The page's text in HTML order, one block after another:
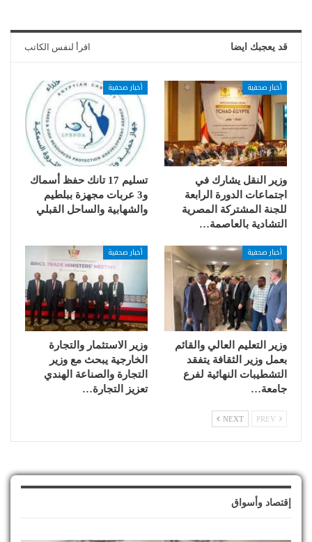
قد يعجبك ايضا اقرأ لنفس الكاتب
أخبار صحفية
وزير النقل يشارك في
اجتماعات الدورة الرابعة
للجنة المشتركة المصرية
التشادية بالعاصمة…
أخبار صحفية
تسليم 17 تانك حفظ أسماك
و3 عربات مجهزة ببلطيم
والشهابية والساحل القبلي
أخبار صحفية
وزير التعليم العالي والقائم
بعمل وزير الثقافة يتفقد
التشطيبات النهائية لفرع
جامعة…
أخبار صحفية
وزير الاستثمار والتجارة
الخارجية يبحث مع وزير
التجارة والصناعة الهندي
تعزيز التجارة…
NEXT
إقتصاد وأسواق